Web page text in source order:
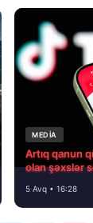
MEDİA
Artıq qanun
olan şəxslər
5 Avq • 16:28